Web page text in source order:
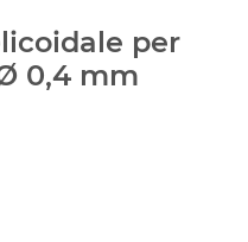
per
0,4 mm